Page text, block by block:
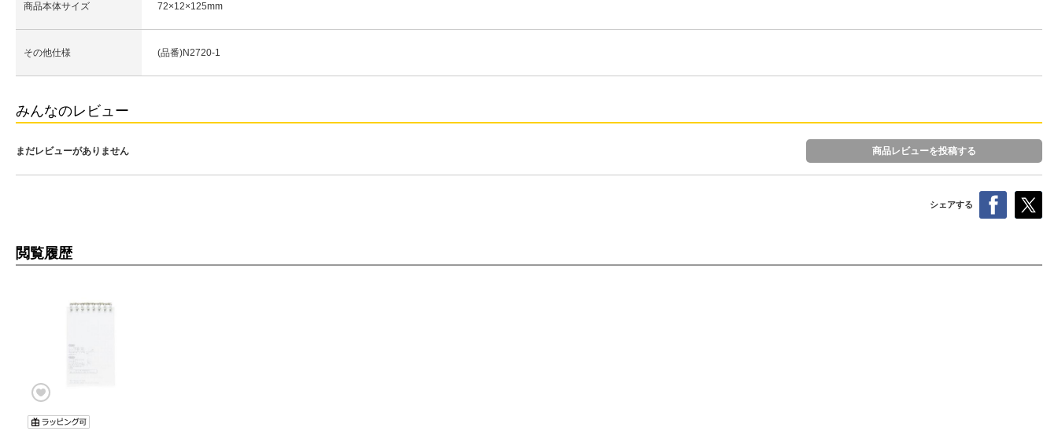
商品本体サイズ 72×12×125mm
その他仕様 (品番)N2720-1
みんなのレビュー
まだレビューがありません 商品レビューを投稿する
シェアする
閲覧履歴